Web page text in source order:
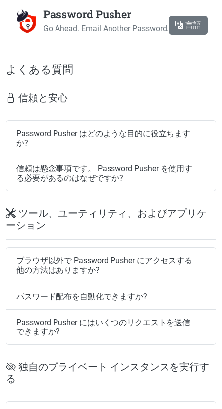
Password Pusher
Go Ahead. Email Another Password. 言語
よくある質問
信頼と安心
Password Pusher はどのような目的に役立ちます
か?
信頼は懸念事項です。 Password Pusher を使用す
る必要があるのはなぜですか?
ツール、ユーティリティ、およびアプリケ
ーション
ブラウザ以外で Password Pusher にアクセスする
他の方法はありますか?
パスワード配布を自動化できますか?
Password Pusher にはいくつのリクエストを送信
できますか?
独自のプライベート インスタンスを実行す
る